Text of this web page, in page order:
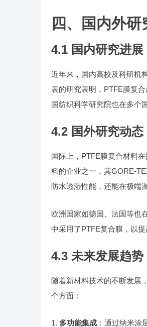
四、国内外
4.1 国内研究进展
近年来，国内高校及科研机
表的研究表明，PTFE膜复
国纺织科学研究院也在多个
4.2 国外研究动态
国际上，PTFE膜复合材料
料的企业之一，其GORE-
防水透湿性能，还能在极端
欧洲国家如德国、法国等也
中采用了PTFE复合膜，以
4.3 未来发展趋势
随着新材料技术的不断发展
个方面：
多功能集成 ：通过纳米涂